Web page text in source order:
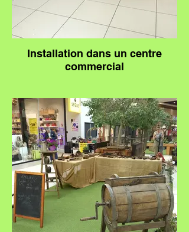
Installation dans un centre
commercial